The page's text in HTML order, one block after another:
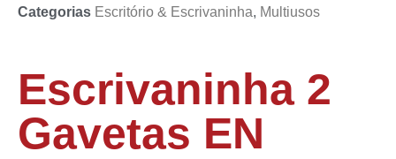
Escrivaninha 2
Gavetas EN
Categorias Escritório & Escrivaninha, Multiusos